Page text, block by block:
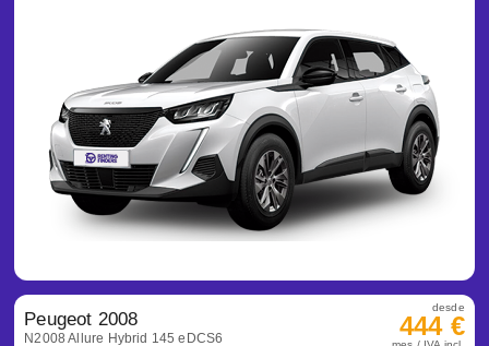
Peugeot 2008
N2008 Allure Hybrid 145 eDCS6
desde
444 €